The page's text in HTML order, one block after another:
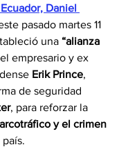
Daniel
pasado martes 11
una “alianza
empresario y ex
Erik Prince,
de seguridad
, para reforzar la
y el crimen